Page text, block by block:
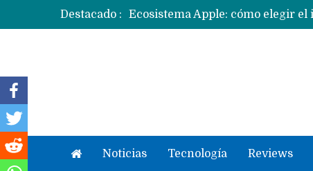
Destacado :
Ecosistema Apple: cómo elegir el
Noticias Tecnología Reviews